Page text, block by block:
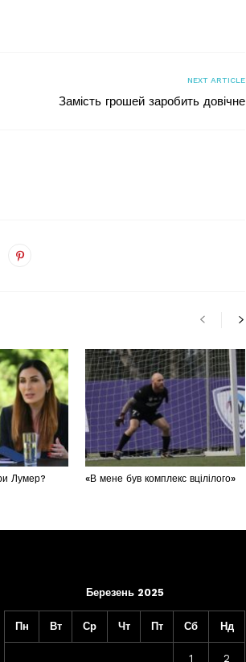
NEXT ARTICLE
Замість грошей заробить довічне
Лумер? «В мене був комплекс вцілілого»
Березень 2025
Пн Вт Ср Чт Пт Сб Нд
1 2